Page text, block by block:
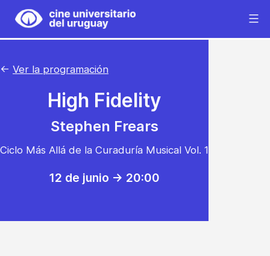
Saltar
contenido
Cine
Universitario
Uruguay
← Ver la programación
High Fidelity
Stephen Frears
Ciclo Más Allá de la Curaduría Musical Vol. 1
12 de junio -> 20:00